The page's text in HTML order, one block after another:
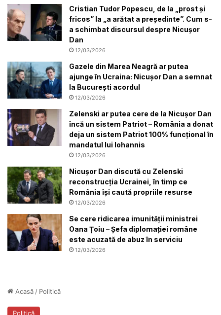
Cristian Tudor Popescu, de la „prost și
fricos” la „a arătat a președinte”. Cum s-
a schimbat discursul despre Nicușor
Dan
12/03/2026
Gazele din Marea Neagră ar putea
ajunge în Ucraina: Nicușor Dan a semnat
la București acordul
12/03/2026
Zelenski ar putea cere de la Nicușor Dan
încă un sistem Patriot – România a donat
deja un sistem Patriot 100% funcțional în
mandatul lui Iohannis
12/03/2026
Nicușor Dan discută cu Zelenski
reconstrucția Ucrainei, în timp ce
România își caută propriile resurse
12/03/2026
Se cere ridicarea imunității ministrei
Oana Țoiu – Șefa diplomației române
este acuzată de abuz în serviciu
12/03/2026